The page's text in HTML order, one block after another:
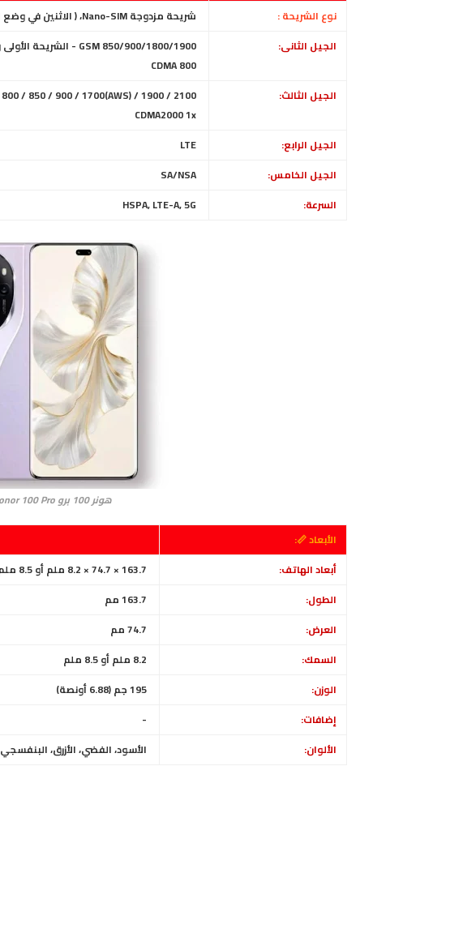
نوع الشريحة :
شريحة مزدوجة Nano-SIM، ( الاثنين في وضع الاستعداد )
الجيل الثانى:
الجيل الثالث:
الجيل الرابع:
LTE
الجيل الخامس:
SA/NSA
السرعة:
هونر 100 برو Honor 100 Pro
الأبعاد 📏:
أبعاد الهاتف:
163.7 × 74.7 × 8.2 ملم أو 8.5 ملم
الطول:
العرض:
74.7 مم
السمك:
8.2 ملم أو 8.5 ملم
الوزن:
195 جم (6.88 أونصة)
إضافات:
-
الألوان:
الأسود، الفضي، الأزرق، البنفسجي